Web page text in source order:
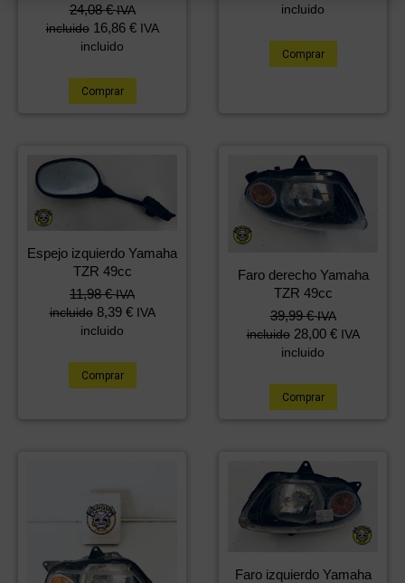
24,08€ IVA
incluido 16,86 € IVA
incluido
Comprar
incluido
Comprar
Espejo izquierdo Yamaha
TZR 49cc
11,98€ IVA
incluido 8,39 € IVA
incluido
Comprar
Faro derecho Yamaha
TZR 49cc
39,99€ IVA
incluido 28,00 € IVA
incluido
Comprar
Faro izquierdo Yamaha